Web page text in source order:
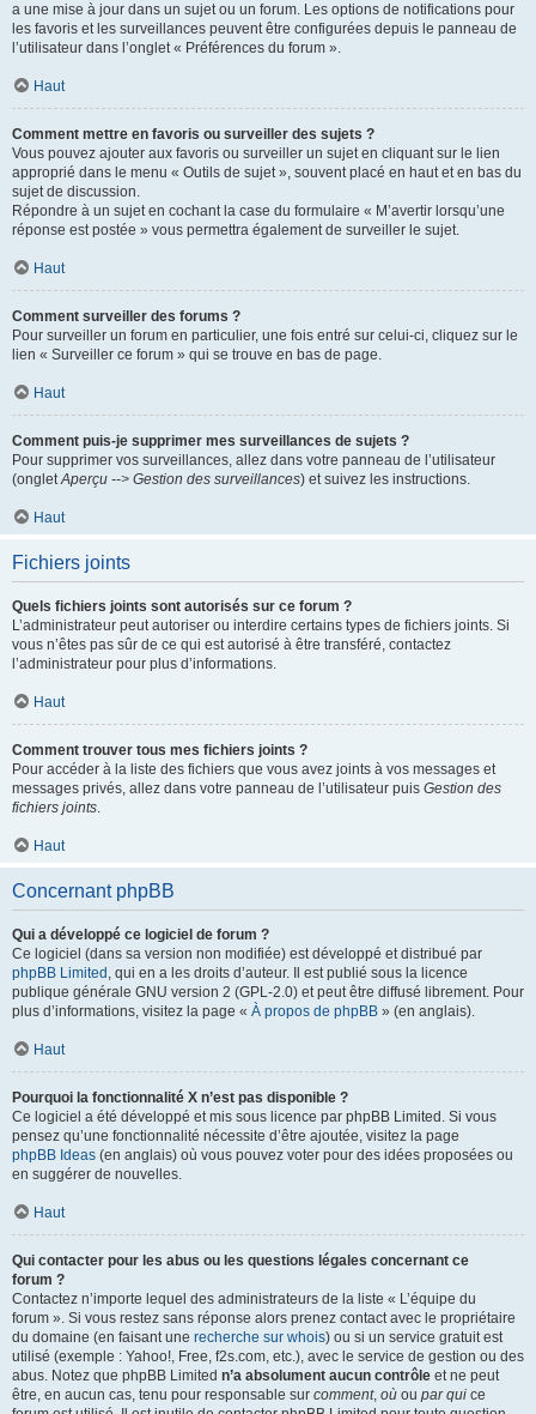
a une mise à jour dans un sujet ou un forum. Les options de notifications pour
les favoris et les surveillances peuvent être configurées depuis le panneau de
l’utilisateur dans l’onglet « Préférences du forum ».
Haut
Comment mettre en favoris ou surveiller des sujets ?
Vous pouvez ajouter aux favoris ou surveiller un sujet en cliquant sur le lien
approprié dans le menu « Outils de sujet », souvent placé en haut et en bas du
sujet de discussion.
Répondre à un sujet en cochant la case du formulaire « M’avertir lorsqu’une
réponse est postée » vous permettra également de surveiller le sujet.
Haut
Comment surveiller des forums ?
Pour surveiller un forum en particulier, une fois entré sur celui-ci, cliquez sur le
lien « Surveiller ce forum » qui se trouve en bas de page.
Haut
Comment puis-je supprimer mes surveillances de sujets ?
Pour supprimer vos surveillances, allez dans votre panneau de l’utilisateur
(ongletAperçu --> Gestion des surveillances) et suivez les instructions.
Haut
Fichiers joints
Quels fichiers joints sont autorisés sur ce forum ?
L’administrateur peut autoriser ou interdire certains types de fichiers joints. Si
vous n’êtes pas sûr de ce qui est autorisé à être transféré, contactez
l’administrateur pour plus d’informations.
Haut
Comment trouver tous mes fichiers joints ?
Pour accéder à la liste des fichiers que vous avez joints à vos messages et
messages privés, allez dans votre panneau de l’utilisateur puis Gestion des
fichiers joints.
Haut
Concernant phpBB
Qui a développé ce logiciel de forum ?
Ce logiciel (dans sa version non modifiée) est développé et distribué par
phpBB Limited , qui en a les droits d’auteur. Il est publié sous la licence
publique générale GNU version 2 (GPL-2.0) et peut être diffusé librement. Pour
plus d’informations, visitez la page « À propos de phpBB » (en anglais).
Haut
Pourquoi la fonctionnalité X n’est pas disponible ?
Ce logiciel a été développé et mis sous licence par phpBB Limited. Si vous
pensez qu’une fonctionnalité nécessite d’être ajoutée, visitez la page
phpBB Ideas (en anglais) où vous pouvez voter pour des idées proposées ou
en suggérer de nouvelles.
Haut
Qui contacter pour les abus ou les questions légales concernant ce
forum ?
Contactez n’importe lequel des administrateurs de la liste « L’équipe du
forum ». Si vous restez sans réponse alors prenez contact avec le propriétaire
du domaine (en faisant une recherche sur whois) ou si un service gratuit est
utilisé (exemple : Yahoo!, Free, f2s.com, etc.), avec le service de gestion ou des
abus. Notez que phpBB Limited n’a absolument aucun contrôle et ne peut
être, en aucun cas, tenu pour responsable sur comment, où ou par qui ce